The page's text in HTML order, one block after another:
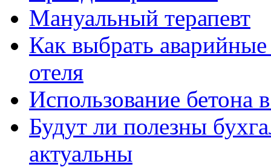
Мануальный терапевт
Как выбрать
отеля
Использование бетона
Будут ли полезны
актуальны